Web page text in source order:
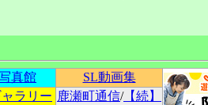
真館
SL動画集
ラリー 鹿瀬町通信/【続】